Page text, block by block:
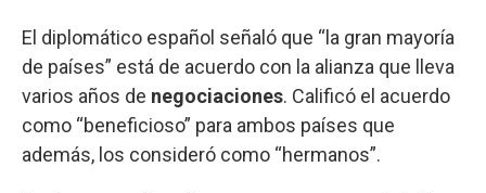
El diplomático español señaló que “la gran mayoría
de países” está de acuerdo con la alianza que lleva
varios años de negociaciones. Calificó el acuerdo
como “beneficioso” para ambos países que
además, los consideró como “hermanos”.